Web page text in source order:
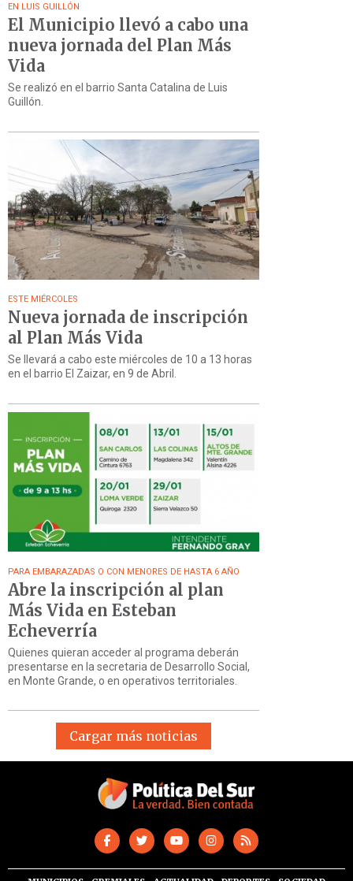
EN LUIS GUILLÓN
El Municipio llevó a cabo una
nueva jornada del Plan Más
Vida
Se realizó en el barrio Santa Catalina de Luis
Guillón.
ESTE MIÉRCOLES
Nueva jornada de inscripción
al Plan Más Vida
Se llevará a cabo este miércoles de 10 a 13 horas
en el barrio El Zaizar, en 9 de Abril.
PARA EMBARAZADAS O CON MENORES DE HASTA 6 AÑO
Abre la inscripción al plan
Más Vida en Esteban
Echeverría
Quienes quieran acceder al programa deberán
presentarse en la secretaria de Desarrollo Social,
en Monte Grande, o en operativos territoriales.
Cargar más noticias